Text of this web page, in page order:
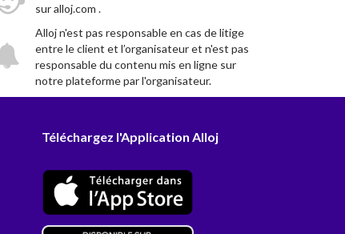
sur alloj.com .
Alloj n'est pas responsable en cas de litige
entre le client et l’organisateur et n'est pas
responsable du contenu mis en ligne sur
notre plateforme par l'organisateur.
Téléchargez l'Application Alloj